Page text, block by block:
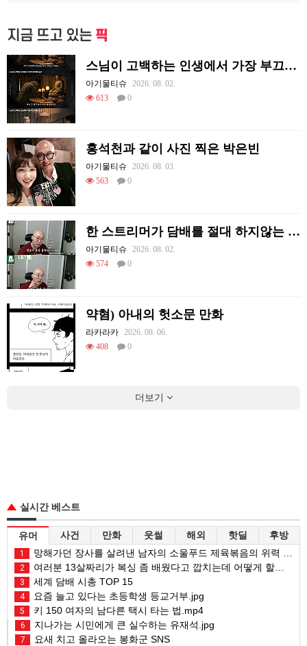
지금 뜨고 있는 픽
스님이 고백하는 인생에서 가장 부끄러웠던 순간
아기물티슈
2026. 08. 02.
613
0
홍석천과 같이 사진 찍은 박은빈
아기물티슈
2026. 08. 03.
563
0
한 스트리머가 담배를 절대 하지않는 이유
아기물티슈
2026. 08. 02.
574
0
약혐) 아내의 헛소문 만화
라카라카 2026. 08. 06.
408
0
더보기
실시간 베스트
유머 사건 만화 웃썰 해외 핫딜 후방
1 망해가던 장사를 살려낸 남자의 소울푸드 제육볶음의 위력 ㅋㅋ
2 여러분 13살짜리가 복싱 좀 배웠다고 깝치는데 어떻게 할까요?
3 세계 담배 시총 TOP 15
4 요즘 늘고 있다는 초등학생 등교거부.jpg
5 키 150 여자의 남다른 택시 타는 법.mp4
6 지나가는 시민에게 큰 실수하는 유재석.jpg
7 요새 치고 올라오는 봉화군 SNS